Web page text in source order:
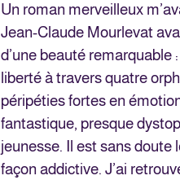
Un roman merveilleux
Jean-Claude Mourlevat
d’une beauté remarquable :
liberté à travers quatre
péripéties fortes en
fantastique, presque
jeunesse. Il est sans doute
façon addictive. J’ai